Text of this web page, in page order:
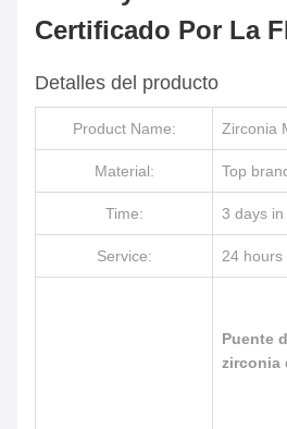
Certificado Por La
Detalles del producto
Product Name: Zirconia
Material: Top
Time: 3 days in
Service: 24 hours
Puente
zirconia